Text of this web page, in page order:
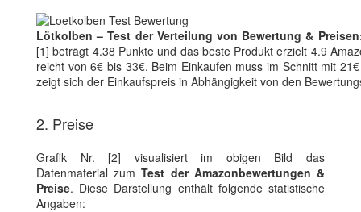
Lötkolben – Test der Verteilung von Bewertung &
[1] beträgt 4.38 Punkte und das beste Produkt erzielt 4.9
reicht von 6€ bis 33€. Beim Einkaufen muss im Schnitt mit
zeigt sich der Einkaufspreis in Abhängigkeit von den
2. Preise
Grafik Nr. [2] visualisiert im obigen Bild das
Datenmaterial zumTest der Amazonbewertungen &
Preise. Diese Darstellung enthält folgende statistische
Angaben: